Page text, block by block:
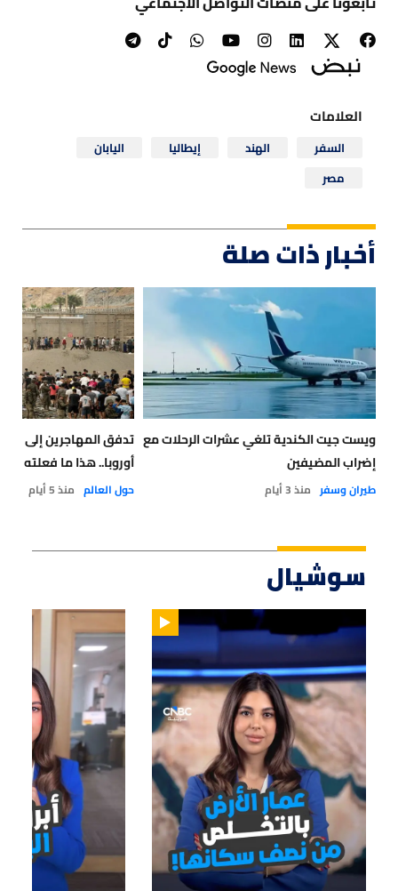
العلامات
السفر الهند إيطاليا
اليابان
مصر
أخبار ذات صلة
ويست جيت الكندية تلغي عشرات الرحلات مع
إضراب المضيفين
طيران وسفر منذ 3 أيام
تدفق المهاجرين إلى
أوروبا.. هذا ما فعلته
حول العالم منذ 5 أيام
سوشيال
01:47